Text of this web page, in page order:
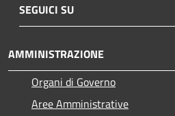
SEGUICI SU
AMMINISTRAZIONE
Organi di Governo
Aree Amministrative